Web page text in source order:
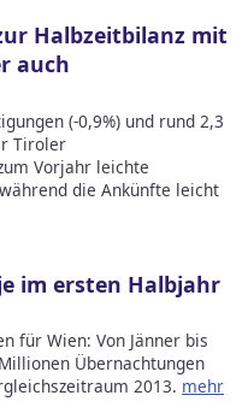
Halbzeitbilanz mit
auch
(-0,9%) und rund 2,3
Tiroler
Vorjahr leichte
die Ankünfte leicht
im ersten Halbjahr
für Wien: Von Jänner bis
Übernachtungen
2013. mehr